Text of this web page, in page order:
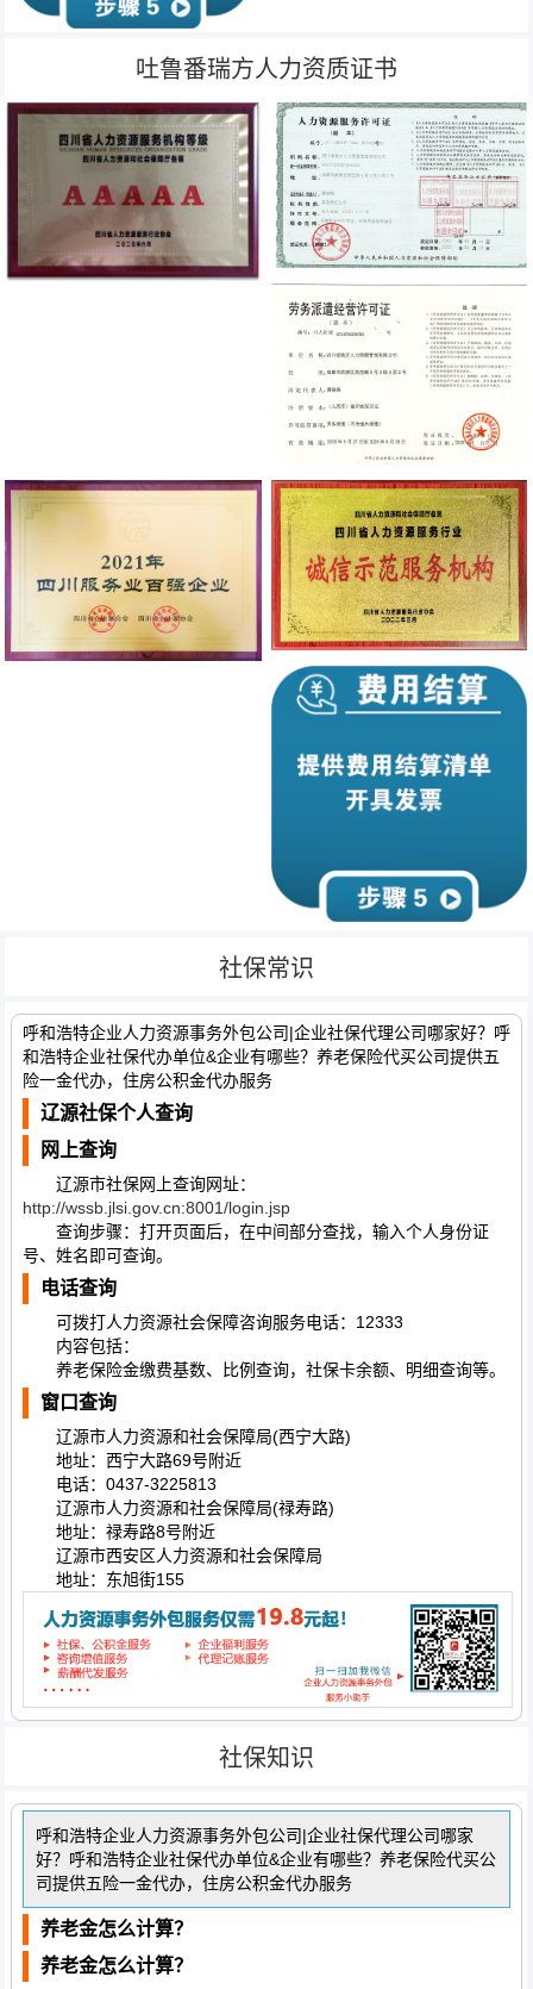
吐鲁番瑞方人力资质证书
社保常识
呼和浩特企业人力资源事务外包公司|企业社保代理公司哪家好？呼
和浩特企业社保代办单位&企业有哪些？养老保险代买公司提供五
险一金代办，住房公积金代办服务
辽源社保个人查询
网上查询
辽源市社保网上查询网址：
http://wssb.jlsi.gov.cn:8001/login.jsp
查询步骤：打开页面后，在中间部分查找，输入个人身份证
号、姓名即可查询。
电话查询
可拨打人力资源社会保障咨询服务电话：12333
内容包括：
养老保险金缴费基数、比例查询，社保卡余额、明细查询等。
窗口查询
辽源市人力资源和社会保障局(西宁大路)
地址：西宁大路69号附近
电话：0437-3225813
辽源市人力资源和社会保障局(禄寿路)
地址：禄寿路8号附近
辽源市西安区人力资源和社会保障局
地址：东旭街155
社保知识
呼和浩特企业人力资源事务外包公司|企业社保代理公司哪家
好？呼和浩特企业社保代办单位&企业有哪些？养老保险代买公
司提供五险一金代办，住房公积金代办服务
养老金怎么计算？
养老金怎么计算？